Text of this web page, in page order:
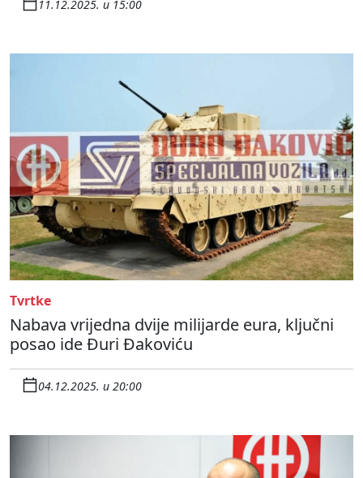
11.12.2025. u 15:00
Tvrtke
Nabava vrijedna dvije milijarde eura, ključni
posao ide Đuri Đakoviću
04.12.2025. u 20:00